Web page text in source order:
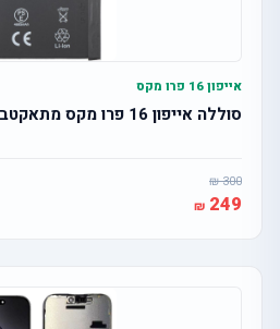
אייפון 16 פרו מקס
סוללה אייפון 16 פרו מקס מתאקטבת
300
249